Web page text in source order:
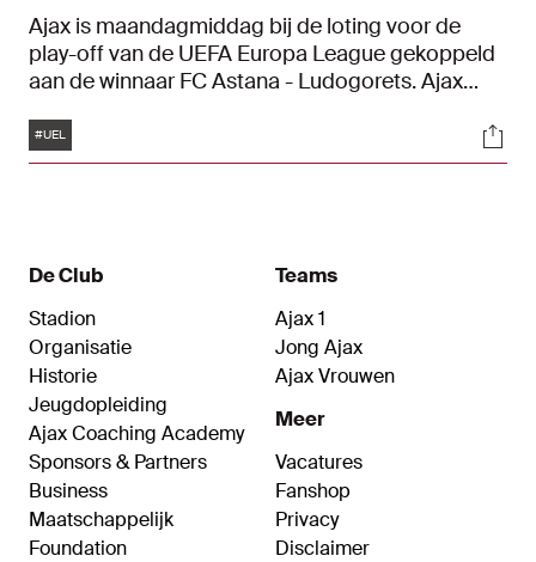
Ajax is maandagmiddag bij de loting voor de
play-off van de UEFA Europa League gekoppeld
aan de winnaar FC Astana - Ludogorets. Ajax
return is op 31 augustus.
Tags
#UEL
De Club
Stadion
Organisatie
Historie
Jeugdopleiding
Ajax Coaching Academy
Sponsors & Partners
Business
Maatschappelijk
Foundation
Teams
Ajax 1
Jong Ajax
Ajax Vrouwen
Meer
Vacatures
Fanshop
Privacy
Disclaimer